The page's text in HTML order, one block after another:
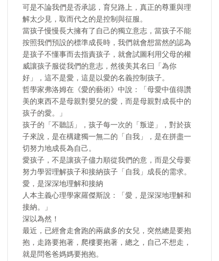
可是不論我們是否承認，育兒路上，真正的尊重與理
解太少見，取而代之的是控制與征服。
當孩子慢慢長大擁有了自己的獨立意志，當孩子不能
按照我們預設的標準成長時，我們就會想當然的認為
是孩子不懂事而去指責孩子，就會試圖利用父母的權
威讓孩子服從我們的意志，然後美其名曰「為你
好」，這不是愛，這是以愛的名義控制孩子。
哲學家弗洛姆在《愛的藝術》中說：「母愛中值得讚
美的東西不是母親對嬰兒的愛，而是母親對成長中的
孩子的愛。」
孩子的「不聽話」，孩子每一次的「叛逆」，對於孩
子來說，是在構建獨一無二的「自我」，是在拼盡一
切努力地成長為自己。
愛孩子，不是讓孩子儘力順從我們的意，而是父母要
努力學習理解孩子和接納孩子「自我」成長的需求。
愛，是深深地理解和接納
人本主義心理學家羅傑斯說：「愛，是深深地理解和
接納。」
深以為然！
最近，已經會走會跑的兩歲多的女兒，突然總是要抱
抱，走路要抱著，爬樓要抱著，總之，自己不想走，
就是問爸爸媽媽要抱抱。